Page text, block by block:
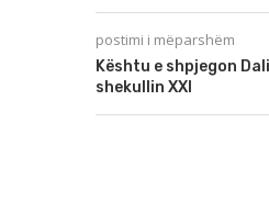
postimi i mëparshëm
Kështu e shpjegon
shekullin XXI